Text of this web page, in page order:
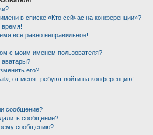
в списке «Кто сейчас на конференции»?
время!
всё равно неправильное!
с моим именем пользователя?
аватары?
его?
от меня требуют войти на конференцию!
сообщение?
сообщение?
сообщению?